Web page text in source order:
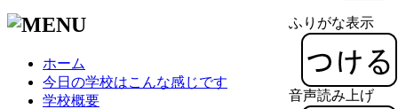
ふりがな表示
音声読み上げ
ホーム
今日の学校はこんな感じです
学校概要